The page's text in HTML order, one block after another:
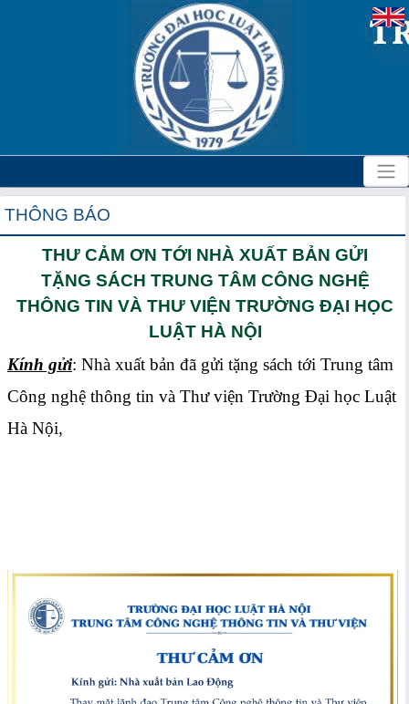
THÔNG BÁO
THƯ CẢM ƠN TỚI NHÀ XUẤT BẢN GỬI
TẶNG SÁCH TRUNG TÂM CÔNG NGHỆ
THÔNG TIN VÀ THƯ VIỆN TRƯỜNG ĐẠI HỌC
LUẬT HÀ NỘI
Kính gửi: Nhà xuất bản đã gửi tặng sách tới Trung tâm
Công nghệ thông tin và Thư viện Trường Đại học Luật
Hà Nội,